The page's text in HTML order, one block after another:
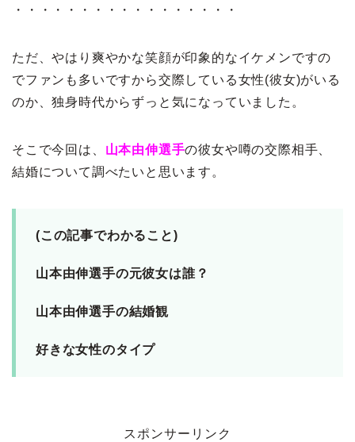
・・・・・・・・・・・・・・・・・
ただ、やはり爽やかな笑顔が印象的なイケメンですの
でファンも多いですから交際している女性(彼女)がいる
のか、独身時代からずっと気になっていました。
そこで今回は、 山本由伸選手の彼女や噂の交際相手、
結婚について調べたいと思います。
(この記事でわかること)
山本由伸選手の元彼女は誰？
山本由伸選手の結婚観
好きな女性のタイプ
スポンサーリンク